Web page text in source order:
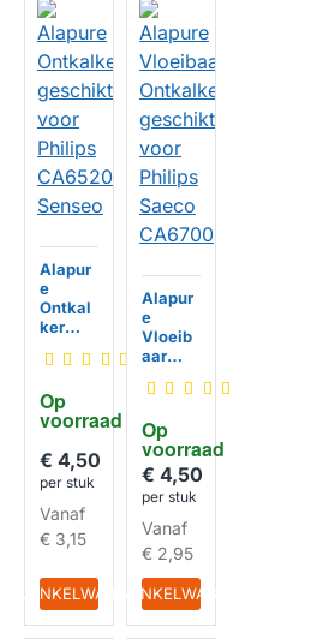
Op
voorraad
Alapur
e
Ontkal
ker
kt voor
CA652
0
€ 4,50
per stuk
Vanaf
€ 3,15
IN WINKELWAGEN
HUISMERK
Op
voorraad
Alapur
e
Vloeib
aar
ker
kt voor
Philips
Saeco
CA670
0
€ 4,50
per stuk
Vanaf
€ 2,95
IN WINKELWAGEN